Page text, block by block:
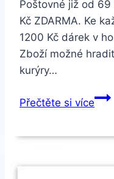
Poštovné již od
Kč ZDARMA. Ke
1200 Kč dárek v
Zboží možné
kurýry…
Přečtěte si více